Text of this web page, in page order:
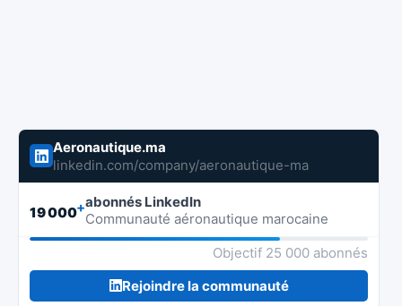
Aeronautique.ma
linkedin.com/company/aeronautique-ma
19 000+abonnés LinkedIn
Communauté aéronautique marocaine
Objectif 25 000 abonnés
Rejoindre la communauté